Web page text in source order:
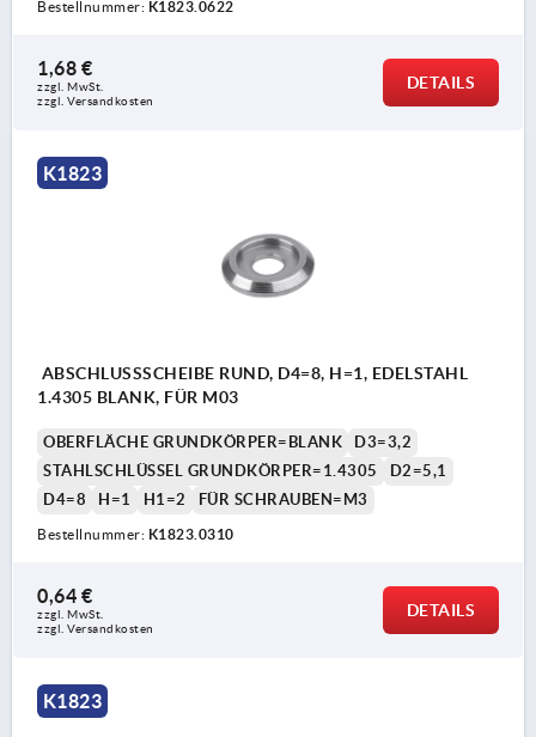
Bestellnummer: K1823.0622
1,68 €
zzgl. MwSt.
zzgl. Versandkosten
DETAILS
K1823
ABSCHLUSSSCHEIBE RUND, D4=8, H=1, EDELSTAHL
1.4305 BLANK, FÜR M03
OBERFLÄCHE GRUNDKÖRPER=BLANK
D3=3,2
STAHLSCHLÜSSEL GRUNDKÖRPER=1.4305
D2=5,1
D4=8
H=1 H1=2 FÜR SCHRAUBEN=M3
Bestellnummer: K1823.0310
0,64 €
zzgl. MwSt.
zzgl. Versandkosten
DETAILS
K1823